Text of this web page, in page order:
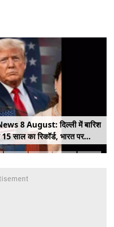
8 August: दिल्ली में बारिश
15 साल का रिकॉर्ड, भारत पर
का खतरा; Gen Z पर कंगना